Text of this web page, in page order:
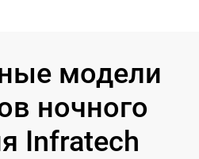
модели
ночного
Infratech